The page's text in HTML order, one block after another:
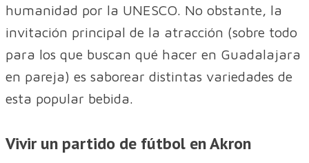
humanidad por la UNESCO. No obstante, la
invitación principal de la atracción (sobre todo
para los que buscan qué hacer en Guadalajara
en pareja) es saborear distintas variedades de
esta popular bebida.
Vivir un partido de fútbol en Akron